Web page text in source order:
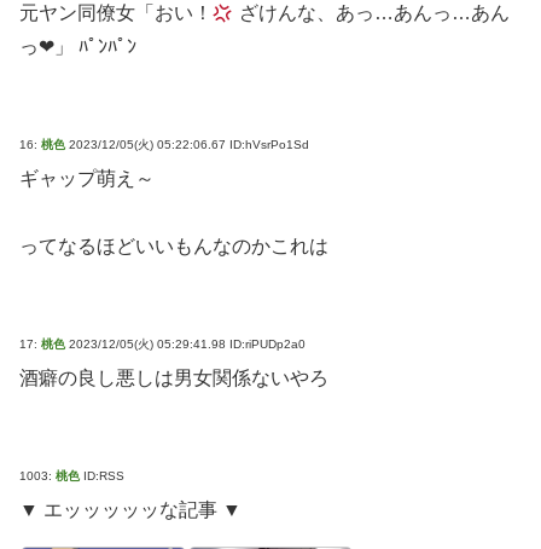
元ヤン同僚女「おい！
ざけんな、あっ…あんっ…あん
っ❤︎」 ﾊﾟﾝﾊﾟﾝ
16: 桃色 2023/12/05(火) 05:22:06.67 ID:hVsrPo1Sd
ギャップ萌え～
ってなるほどいいもんなのかこれは
17: 桃色 2023/12/05(火) 05:29:41.98 ID:riPUDp2a0
酒癖の良し悪しは男女関係ないやろ
1003: 桃色 ID:RSS
▼ エッッッッッな記事 ▼